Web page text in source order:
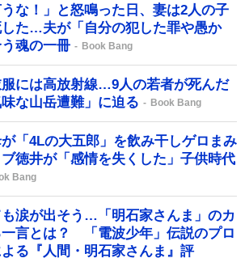
うな！」と怒鳴った日、妻は2人の子
た…夫が「自分の犯した罪や愚か
魂の一冊
Book Bang
には高放射線…9人の若者が死んだ
味な山岳遭難」に迫る
Book Bang
「4Lの大五郎」を飲み干しゲロまみ
徳井が「感情を失くした」子供時代
Bang
涙が出そう…「明石家さんま」のカ
一言とは？ 「電波少年」伝説のプロ
る『人間・明石家さんま』評